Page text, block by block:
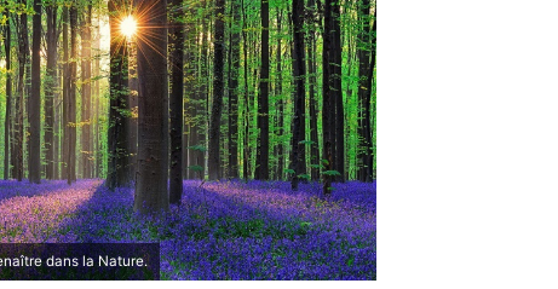
dans la Nature.